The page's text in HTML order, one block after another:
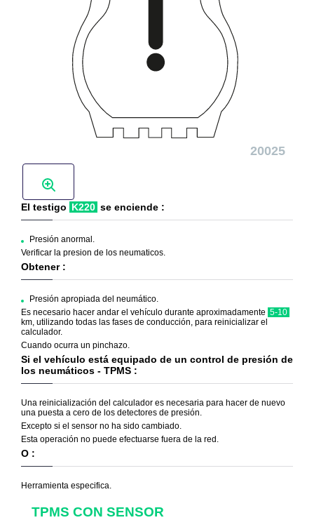
El testigo K220 se enciende :
Presión anormal.
Verificar la presion de los neumaticos.
Obtener :
Presión apropiada del neumático.
Es necesario hacer andar el vehículo durante aproximadamente 5-10
km, utilizando todas las fases de conducción, para reinicializar el
calculador.
Cuando ocurra un pinchazo.
Si el vehículo está equipado de un control de presión de
los neumáticos - TPMS :
Una reinicialización del calculador es necesaria para hacer de nuevo
una puesta a cero de los detectores de presión.
Excepto si el sensor no ha sido cambiado.
Esta operación no puede efectuarse fuera de la red.
O :
Herramienta especifica.
TPMS CON SENSOR